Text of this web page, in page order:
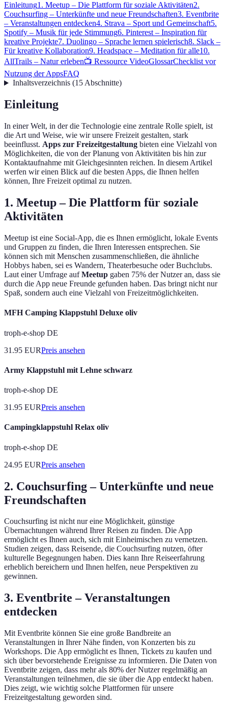
Einleitung1. Meetup – Die Plattform für soziale Aktivitäten2.
Couchsurfing – Unterkünfte und neue Freundschaften3. Eventbrite
– Veranstaltungen entdecken4. Strava – Sport und Gemeinschaft5.
Spotify – Musik für jede Stimmung6. Pinterest – Inspiration für
kreative Projekte7. Duolingo – Sprache lernen spielerisch8. Slack –
Für kreative Kollaboration9. Headspace – Meditation für alle10.
AllTrails – Natur erleben📺 Ressource VideoGlossarChecklist vor
Nutzung der AppsFAQ
Inhaltsverzeichnis(15Abschnitte)
Einleitung
In einer Welt, in der die Technologie eine zentrale Rolle spielt, ist
die Art und Weise, wie wir unsere Freizeit gestalten, stark
beeinflusst. Apps zur Freizeitgestaltung bieten eine Vielzahl von
Möglichkeiten, die von der Planung von Aktivitäten bis hin zur
Kontaktaufnahme mit Gleichgesinnten reichen. In diesem Artikel
werfen wir einen Blick auf die besten Apps, die Ihnen helfen
können, Ihre Freizeit optimal zu nutzen.
1. Meetup – Die Plattform für soziale
Aktivitäten
Meetup ist eine Social-App, die es Ihnen ermöglicht, lokale Events
und Gruppen zu finden, die Ihren Interessen entsprechen. Sie
können sich mit Menschen zusammenschließen, die ähnliche
Hobbys haben, sei es Wandern, Theaterbesuche oder Buchclubs.
Laut einer Umfrage aufMeetup gaben 75% der Nutzer an, dass sie
durch die App neue Freunde gefunden haben. Das bringt nicht nur
Spaß, sondern auch eine Vielzahl von Freizeitmöglichkeiten.
MFH Camping Klappstuhl Deluxe oliv
troph-e-shop DE
31.95 EURPreis ansehen
Army Klappstuhl mit Lehne schwarz
troph-e-shop DE
31.95 EURPreis ansehen
Campingklappstuhl Relax oliv
troph-e-shop DE
24.95 EURPreis ansehen
2. Couchsurfing – Unterkünfte und neue
Freundschaften
Couchsurfing ist nicht nur eine Möglichkeit, günstige
Übernachtungen während Ihrer Reisen zu finden. Die App
ermöglicht es Ihnen auch, sich mit Einheimischen zu vernetzen.
Studien zeigen, dass Reisende, die Couchsurfing nutzen, öfter
kulturelle Begegnungen haben. Dies kann Ihre Reiseerfahrung
erheblich bereichern und Ihnen helfen, neue Perspektiven zu
gewinnen.
3. Eventbrite – Veranstaltungen
entdecken
Mit Eventbrite können Sie eine große Bandbreite an
Veranstaltungen in Ihrer Nähe finden, von Konzerten bis zu
Workshops. Die App ermöglicht es Ihnen, Tickets zu kaufen und
sich über bevorstehende Ereignisse zu informieren. Die Daten von
Eventbrite zeigen, dass mehr als 80% der Nutzer regelmäßig an
Veranstaltungen teilnehmen, die sie über die App entdeckt haben.
Dies zeigt, wie wichtig solche Plattformen für unsere
Freizeitgestaltung geworden sind.